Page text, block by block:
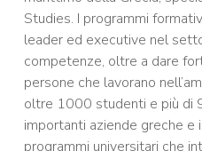
Studies. I programmi
leader ed executive nel
competenze, oltre a dare
persone che lavorano nell’
oltre 1000 studenti e più di
importanti aziende greche e
programmi universitari che